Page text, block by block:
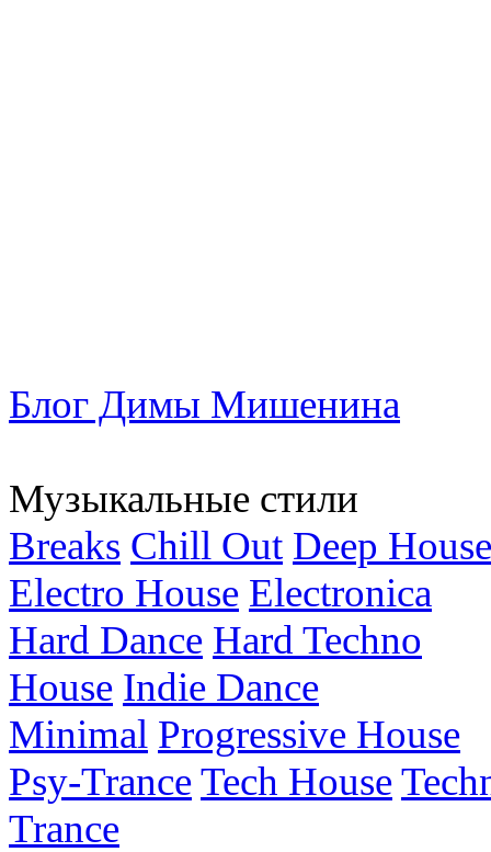
Блог Димы Мишенина
Музыкальные стили
Breaks Chill Out Deep House
Electro House Electronica
Hard Dance Hard Techno
House Indie Dance
Minimal Progressive House
Psy-TranceTech House
Trance